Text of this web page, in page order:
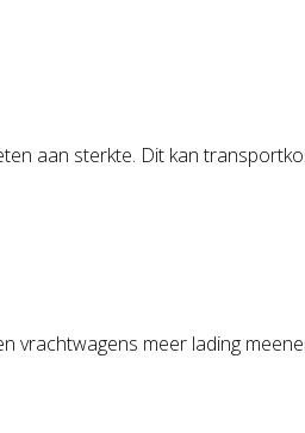
aan sterkte. Dit kan
meer lading